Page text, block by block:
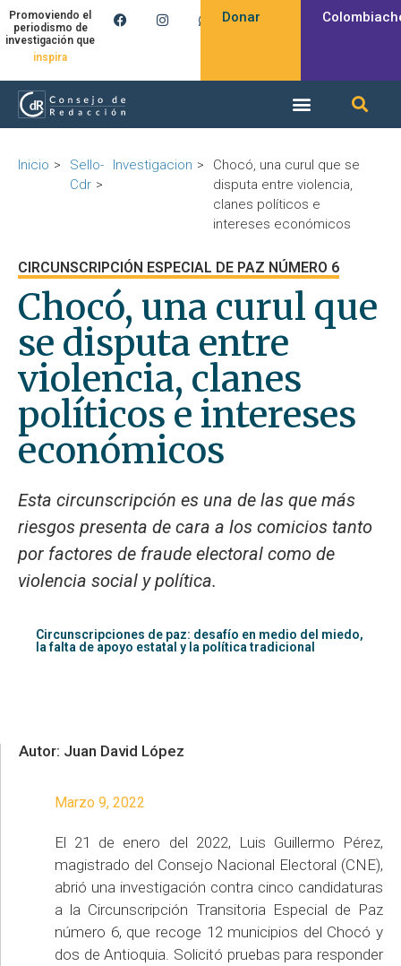
Promoviendo el
periodismo de
investigación que
inspira
Donar
Inicio
Sello-
Cdr
Investigacion
Chocó, una curul que se
disputa entre violencia,
clanes políticos e
intereses económicos
CIRCUNSCRIPCIÓN ESPECIAL DE PAZ NÚMERO 6
Chocó, una curul que
se disputa entre
violencia, clanes
políticos e intereses
económicos
Esta circunscripción es una de las que más
riesgos presenta de cara a los comicios tanto
por factores de fraude electoral como de
violencia social y política.
Circunscripciones de paz: desafío en medio del miedo,
la falta de apoyo estatal y la política tradicional
Autor: Juan David López
Marzo 9, 2022
El 21 de enero del 2022, Luis Guillermo Pérez,
magistrado del Consejo Nacional Electoral (CNE),
abrió una investigación contra cinco candidaturas
a la Circunscripción Transitoria Especial de Paz
número 6, que recoge 12 municipios del Chocó y
dos de Antioquia. Solicitó pruebas para responder